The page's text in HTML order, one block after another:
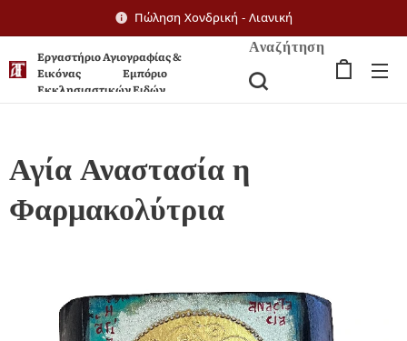
Πώληση Χονδρική - Λιανική
Εργαστήριο Αγιογραφίας &
Εικόνας Εμπόριο
Εκκλησιαστικών Ειδών
Αναζήτηση
Αγία Αναστασία η
Φαρμακολύτρια